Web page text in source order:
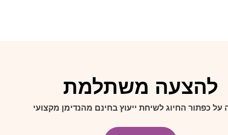
להצעה משתלמת
על כפתור החיוג לשיחת ייעוץ בחינם מהנדימן מקצועי